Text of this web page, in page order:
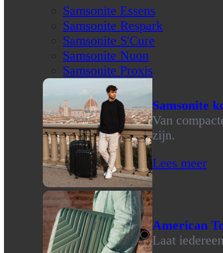
Samsonite Essens
Samsonite Respark
Samsonite S'Cure
Samsonite Nuon
Samsonite Proxis
Samsonite
Van
zijn.
Lees meer
American
Laat